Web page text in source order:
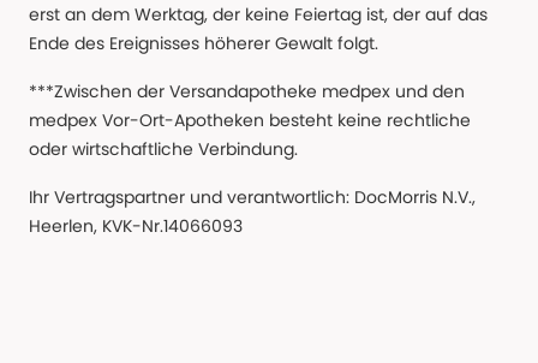
erst an dem Werktag, der keine Feiertag ist, der auf das
Ende des Ereignisses höherer Gewalt folgt.
***Zwischen der Versandapotheke medpex und den
medpex Vor-Ort-Apotheken besteht keine rechtliche
oder wirtschaftliche Verbindung.
Ihr Vertragspartner und verantwortlich: DocMorris N.V.,
Heerlen, KVK-Nr.14066093